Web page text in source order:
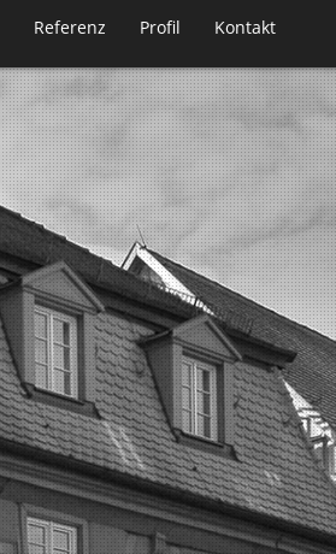
Referenz Profil Kontakt